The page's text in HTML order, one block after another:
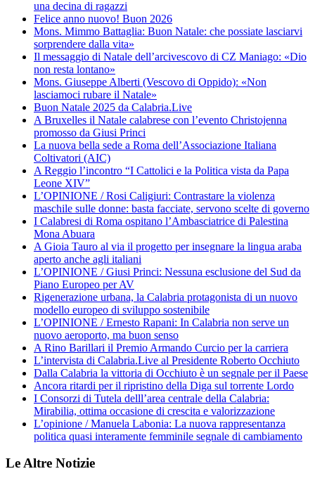
una decina di ragazzi
Felice anno nuovo! Buon 2026
Mons. Mimmo Battaglia: Buon Natale: che possiate lasciarvi
sorprendere dalla vita»
Il messaggio di Natale dell’arcivescovo di CZ Maniago: «Dio
non resta lontano»
Mons. Giuseppe Alberti (Vescovo di Oppido): «Non
lasciamoci rubare il Natale»
Buon Natale 2025 da Calabria.Live
A Bruxelles il Natale calabrese con l’evento Christojenna
promosso da Giusi Princi
La nuova bella sede a Roma dell’Associazione Italiana
Coltivatori (AIC)
A Reggio l’incontro “I Cattolici e la Politica vista da Papa
Leone XIV”
L’OPINIONE / Rosi Caligiuri: Contrastare la violenza
maschile sulle donne: basta facciate, servono scelte di governo
I Calabresi di Roma ospitano l’Ambasciatrice di Palestina
Mona Abuara
A Gioia Tauro al via il progetto per insegnare la lingua araba
aperto anche agli italiani
L’OPINIONE / Giusi Princi: Nessuna esclusione del Sud da
Piano Europeo per AV
Rigenerazione urbana, la Calabria protagonista di un nuovo
modello europeo di sviluppo sostenibile
L’OPINIONE / Ernesto Rapani: In Calabria non serve un
nuovo aeroporto, ma buon senso
A Rino Barillari il Premio Armando Curcio per la carriera
L’intervista di Calabria.Live al Presidente Roberto Occhiuto
Dalla Calabria la vittoria di Occhiuto è un segnale per il Paese
Ancora ritardi per il ripristino della Diga sul torrente Lordo
I Consorzi di Tutela delll’area centrale della Calabria:
Mirabilia, ottima occasione di crescita e valorizzazione
L’opinione / Manuela Labonia: La nuova rappresentanza
politica quasi interamente femminile segnale di cambiamento
Le Altre Notizie